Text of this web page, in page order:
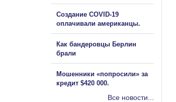
Создание COVID-19
оплачивали американцы.
Как бандеровцы Берлин
брали
Мошенники «попросили» за
кредит $420 000.
Все новости...